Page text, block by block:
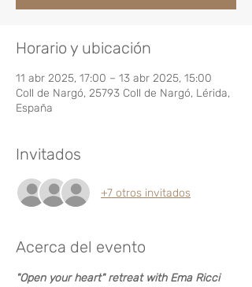
Horario y ubicación
11 abr 2025, 17:00 – 13 abr 2025, 15:00
Coll de Nargó, 25793 Coll de Nargó, Lérida,
España
Invitados
+7 otros invitados
Acerca del evento
"Open your heart" retreat with Ema Ricci